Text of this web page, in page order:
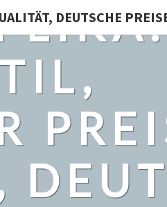
DEUTSCHE